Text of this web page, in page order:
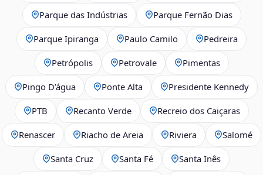
Parque das Indústrias Parque Fernão Dias
Parque Ipiranga Paulo Camilo Pedreira
Petrópolis Petrovale Pimentas
Pingo D’água Ponte Alta Presidente Kennedy
PTB Recanto Verde Recreio dos Caiçaras
Renascer Riacho de Areia Riviera Salomé
Santa Cruz Santa Fé Santa Inês